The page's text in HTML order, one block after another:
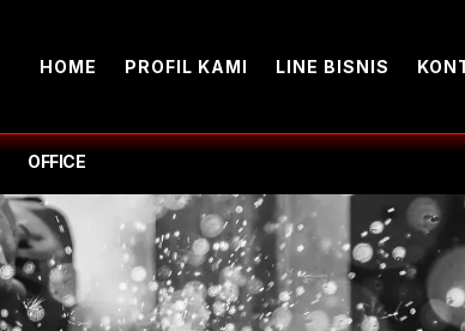
HOME PROFIL KAMI LINE BISNIS
OFFICE